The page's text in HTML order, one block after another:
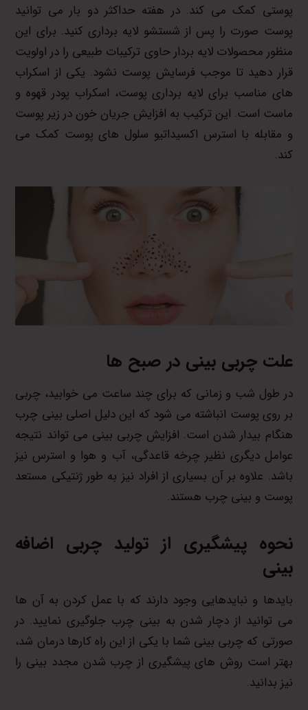
پوستی کمک می کند. در هفته حداکثر دو بار می توانید
پوست صورت را پس از شستشو لایه برداری کنید. برای این
منظور محصولات لایه بردار حاوی ترکیبات طبیعی را در اولویت
قرار دهید تا موجب فرسایش پوست نشود. یکی از اسکراب
های مناسب برای لایه برداری پوست، اسکراب پودر قهوه و
ماست است. این ترکیب به افزایش جریان خون در زیر پوست
و مقابله با استرس اکسیداتیو سلول های پوست کمک می
کند.
علت چربی بینی در صبح ها
در طول شب و زمانی که برای چند ساعت می خوابید، چربی
بر روی پوست انباشته می شود که این دلیل اصلی بینی چرب
هنگام بیدار شدن است. افزایش چربی بینی می تواند نتیجه
عوامل دیگری نظیر چرخه قاعدگی، آب و هوا و استرس نیز
باشد. علاوه بر آن بسیاری از افراد نیز به طور ژنتیکی مستعد
پوست و بینی چرب هستند.
نحوهپیشگیری از تولید چربی اضافه
بینی
بایدها و نبایدهایی وجود دارند که با عمل کردن به آن ها
می توانید از دچار شدن به بینی چرب جلوگیری نمایید. در
صورتی که چربی بینی شما با یکی از این راه کارها درمان شد،
بهتر است روش های پیشگیری از چرب شدن مجدد بینی را
نیز بدانید.